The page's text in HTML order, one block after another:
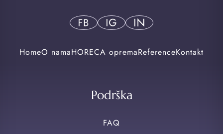
HomeO namaHORECA opremaReferenceKontakt
Podrška
FAQ